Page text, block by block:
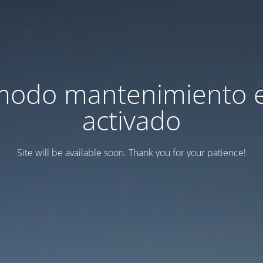
mantenimiento
activado
Site will be available soon. Thank you for your patience!